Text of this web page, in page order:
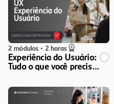
2 módulos • 2 horas
Experiência do Usuário:
Tudo o que você precisa
negócio